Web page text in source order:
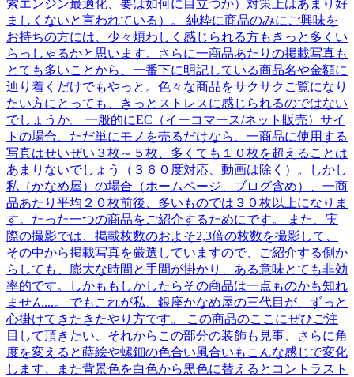
索エンジン最適化、要は如何に目立つか）対策上はあまり好
ましくないと言われている）。 純粋に商品のみにご興味を
お持ちの方には、少々煩わしく感じられる方もきっと多くい
らっしゃるかと思います。さらに一商品あたりの掲載写真も
とても多いことから、一番下に明記している商品名や金額に
辿り着くだけでもやっと。色々な商品をサクサクご覧になり
たい方にとっても、きっとストレスに感じられるのではない
でしょうか。 一般的にEC（イーコマース/ネット販売）サイ
トの場合、ただ単にモノを売るだけなら、一商品に使用する
写真はせいぜい３枚～５枚、多くても１０枚を超えることは
あまりないでしょう（３６０度対応、動画は除く）。しかし
私（かなめ屋）の場合（ホームページ、ブログ含め）、一商
品あたり平均２０枚前後、多いものでは３０枚以上になりま
す。たった一つの商品をご紹介するためにです。 また、実
際の撮影では、掲載枚数のおよそ2,3倍の枚数を撮影して、
その中から掲載写真を厳選していますので、ご紹介する側か
らしても、膨大な時間と手間が掛かり、ある意味とても非効
率的です。しかももしかしたらその商品は一点ものかも知れ
ません...。 でもこれが私、銀座かなめ屋の三代目が、ずっと
心掛けてきたきたやり方です。 この商品のここにぜひご注
目して頂きたい、それからこの部分の装飾も見事、さらに角
度を変えると蒔絵や螺鈿の色合い風合いもこんな感じで変化
します、また背景色を白色から黒色に替えるとコントラスト